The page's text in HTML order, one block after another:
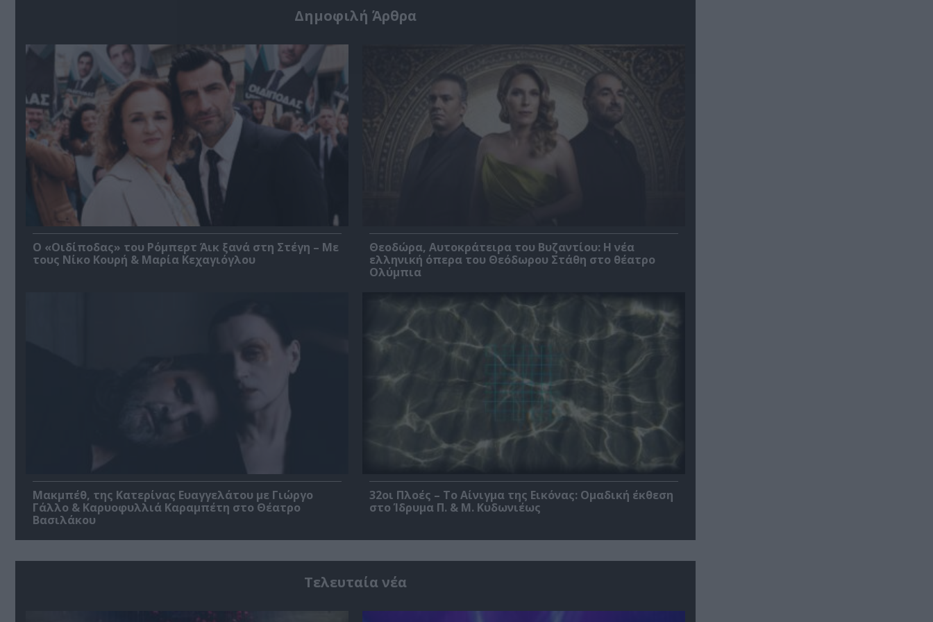
Δημοφιλή Άρθρα
O «Οιδίποδας» του Ρόμπερτ Άικ ξανά στη Στέγη – Με
τους Νίκο Κουρή & Μαρία Κεχαγιόγλου
Θεοδώρα, Αυτοκράτειρα του Βυζαντίου: Η νέα
ελληνική όπερα του Θεόδωρου Στάθη στο θέατρο
Ολύμπια
Μακμπέθ, της Κατερίνας Ευαγγελάτου με Γιώργο
Γάλλο & Καρυοφυλλιά Καραμπέτη στο Θέατρο
Βασιλάκου
32οι Πλοές – Το Αίνιγμα της Εικόνας: Ομαδική έκθεση
στο Ίδρυμα Π. & Μ. Κυδωνιέως
Τελευταία νέα